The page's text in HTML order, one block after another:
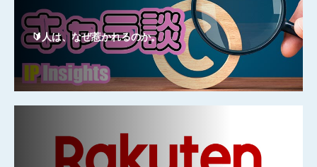
🔰人は、なぜ惹かれるのか。